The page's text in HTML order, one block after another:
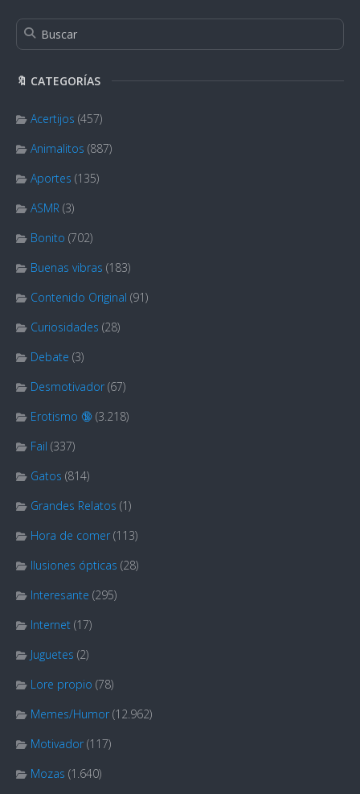
🔖 CATEGORÍAS
Acertijos (457)
Animalitos (887)
Aportes (135)
ASMR (3)
Bonito (702)
Buenas vibras (183)
Contenido Original (91)
Curiosidades (28)
Debate (3)
Desmotivador (67)
Erotismo 🔞 (3.218)
Fail (337)
Gatos (814)
Grandes Relatos (1)
Hora de comer (113)
Ilusiones ópticas (28)
Interesante (295)
Internet (17)
Juguetes (2)
Lore propio (78)
Memes/Humor (12.962)
Motivador (117)
Mozas (1.640)